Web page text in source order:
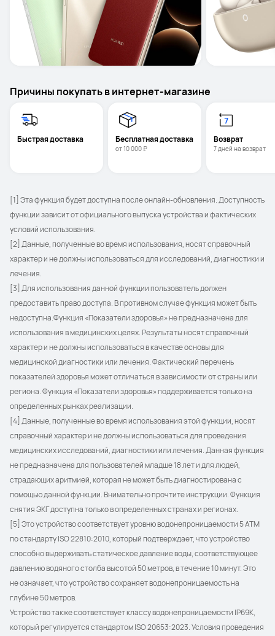
Причины покупать в интернет-магазине
Быстрая доставка Бесплатная доставка
от 10 000 ₽ 7 дней на возврат
[1] Эта функция будет доступна после онлайн-обновления. Доступность
функции зависит от официального выпуска устройства и фактических
условий использования.
[2] Данные, полученные во время использования, носят справочный
характер и не должны использоваться для исследований, диагностики и
лечения.
[3] Для использования данной функции пользователь должен
предоставить право доступа. В противном случае функция может быть
недоступна.Функция «Показатели здоровья» не предназначена для
использования в медицинских целях. Результаты носят справочный
характер и не должны использоваться в качестве основы для
медицинской диагностики или лечения. Фактический перечень
показателей здоровья может отличаться в зависимости от страны или
региона. Функция «Показатели здоровья» поддерживается только на
определенных рынках реализации.
[4] Данные, полученные во время использования этой функции, носят
справочный характер и не должны использоваться для проведения
медицинских исследований, диагностики или лечения. Данная функция
не предназначена для пользователей младше 18 лет и для людей,
страдающих аритмией, которая не может быть диагностирована с
помощью данной функции. Внимательно прочтите инструкции. Функция
снятия ЭКГ доступна только в определенных странах и регионах.
[5] Это устройство соответствует уровню водонепроницаемости 5 АТМ
по стандарту ISO 22810:2010, который подтверждает, что устройство
способно выдерживать статическое давление воды, соответствующее
давлению водяного столба высотой 50 метров, в течение 10 минут. Это
не означает, что устройство сохраняет водонепроницаемость на
глубине 50 метров.
Устройство также соответствует классу водонепроницаемости IP69K,
который регулируется стандартом ISO 20653:2023. Условия проведения